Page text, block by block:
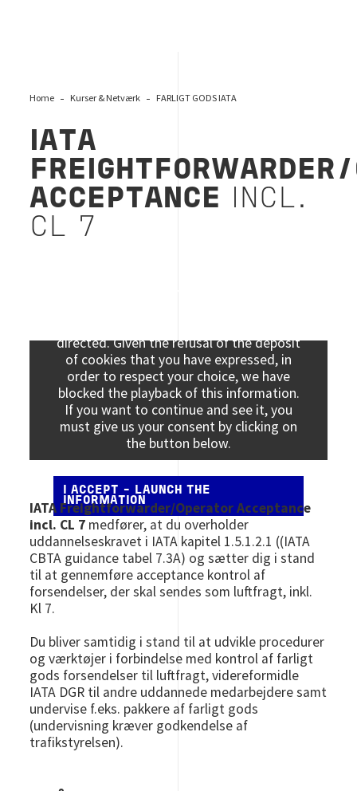
Home Kurser & Netværk FARLIGT GODS IATA
IATA
ACCEPTANCE
INCL.
CL 7
directed. Given the refusal of the deposit
of cookies that you have expressed, in
order to respect your choice, we have
blocked the playback of this information.
If you want to continue and see it, you
must give us your consent by clicking on
the button below.
I ACCEPT - LAUNCH THE
INFORMATION
IATA Freightforwarder/Operator Acceptance
incl. CL 7 medfører, at du overholder
uddannelseskravet i IATA kapitel 1.5.1.2.1 ((IATA
CBTA guidance tabel 7.3A) og sætter dig i stand
til at gennemføre acceptance kontrol af
forsendelser, der skal sendes som luftfragt, inkl.
Kl 7.
Du bliver samtidig i stand til at udvikle procedurer
og værktøjer i forbindelse med kontrol af farligt
gods forsendelser til luftfragt, videreformidle
IATA DGR til andre uddannede medarbejdere samt
undervise f.eks. pakkere af farligt gods
(undervisning kræver godkendelse af
trafikstyrelsen).